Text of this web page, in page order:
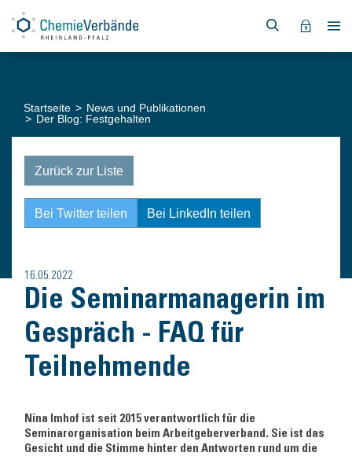
Startseite
News und Publikationen
Der Blog: Festgehalten
Zurück zur Liste
Bei Twitter teilen Bei LinkedIn teilen
16.05.2022
Die Seminarmanagerin im
Gespräch - FAQ für
Teilnehmende
Nina Imhof ist seit 2015 verantwortlich für die
Seminarorganisation beim Arbeitgeberverband. Sie ist das
Gesicht und die Stimme hinter den Antworten rund um die